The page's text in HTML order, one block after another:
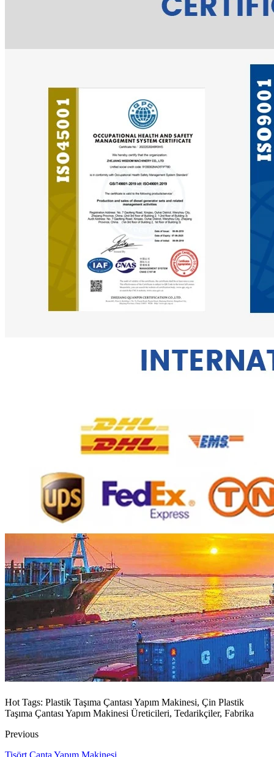
Hot Tags: Plastik Taşıma Çantası Yapım Makinesi, Çin Plastik
Taşıma Çantası Yapım Makinesi Üreticileri, Tedarikçiler, Fabrika
Previous
Tişört Çanta Yapım Makinesi